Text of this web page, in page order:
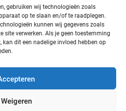
gebruiken wij technologieën zoals
op te slaan en/of te raadplegen.
kunnen wij gegevens zoals
site verwerken. Als je geen toestemming
dit een nadelige invloed hebben op
Weigeren